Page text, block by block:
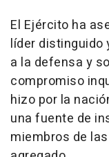
El Ejército ha
líder distinguido
a la defensa y
compromiso
hizo por la
una fuente de
miembros de